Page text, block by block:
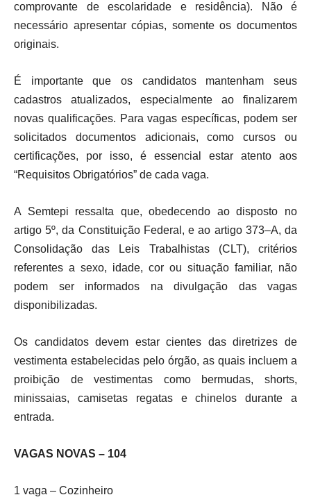
comprovante de escolaridade e residência). Não é
necessário apresentar cópias, somente os documentos
originais.
É importante que os candidatos mantenham seus
cadastros atualizados, especialmente ao finalizarem
novas qualificações. Para vagas específicas, podem ser
solicitados documentos adicionais, como cursos ou
certificações, por isso, é essencial estar atento aos
“Requisitos Obrigatórios” de cada vaga.
A Semtepi ressalta que, obedecendo ao disposto no
artigo 5º, da Constituição Federal, e ao artigo 373–A, da
Consolidação das Leis Trabalhistas (CLT), critérios
referentes a sexo, idade, cor ou situação familiar, não
podem ser informados na divulgação das vagas
disponibilizadas.
Os candidatos devem estar cientes das diretrizes de
vestimenta estabelecidas pelo órgão, as quais incluem a
proibição de vestimentas como bermudas, shorts,
minissaias, camisetas regatas e chinelos durante a
entrada.
VAGAS NOVAS – 104
1 vaga – Cozinheiro